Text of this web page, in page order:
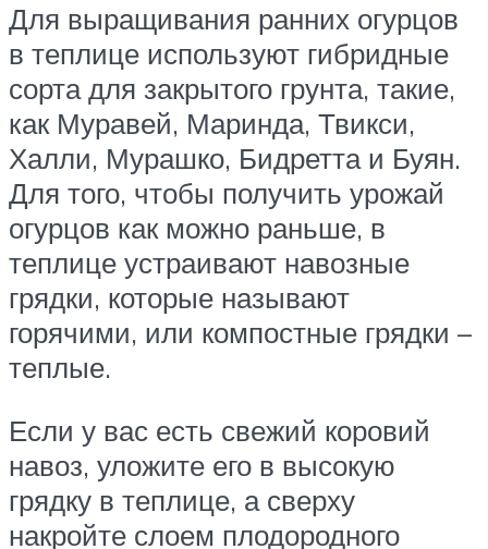
Для выращивания ранних огурцов
в теплице используют гибридные
сорта для закрытого грунта, такие,
как Муравей, Маринда, Твикси,
Халли, Мурашко, Бидретта и Буян.
Для того, чтобы получить урожай
огурцов как можно раньше, в
теплице устраивают навозные
грядки, которые называют
горячими, или компостные грядки –
теплые.
Если у вас есть свежий коровий
навоз, уложите его в высокую
грядку в теплице, а сверху
накройте слоем плодородного